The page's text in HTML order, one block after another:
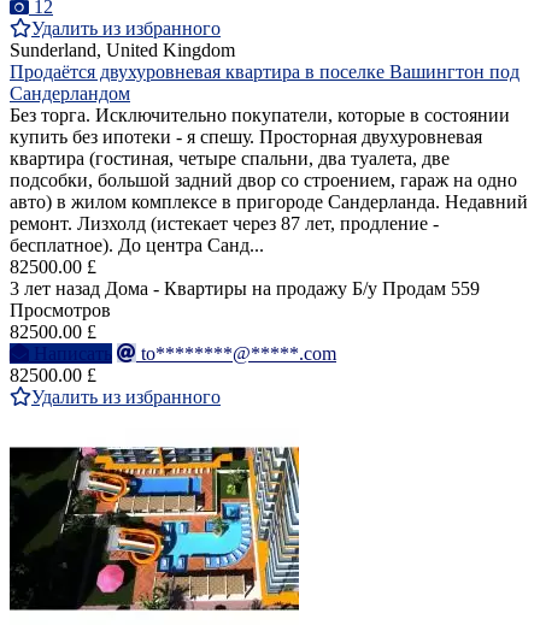
12
Удалить из избранного
Sunderland, United Kingdom
Продаётся двухуровневая квартира в поселке Вашингтон под
Сандерландом
Без торга. Исключительно покупатели, которые в состоянии
купить без ипотеки - я спешу. Просторная двухуровневая
квартира (гостиная, четыре спальни, два туалета, две
подсобки, большой задний двор со строением, гараж на одно
авто) в жилом комплексе в пригороде Сандерланда. Недавний
ремонт. Лизхолд (истекает через 87 лет, продление -
бесплатное). До центра Санд...
82500.00 £
3 лет назад Дома - Квартиры на продажу Б/у Продам 559
Просмотров
82500.00 £
Написать
to********@*****.com
82500.00 £
Удалить из избранного